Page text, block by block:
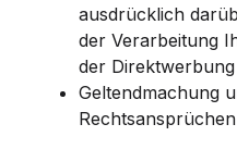
ausdrücklich
der Verarbeitung
der
Geltendmachung
Rechtsansprüchen